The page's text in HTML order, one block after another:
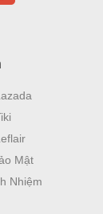
Mật
Nhiệm